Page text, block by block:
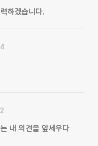
하겠습니다.
내 의견을 앞세우다